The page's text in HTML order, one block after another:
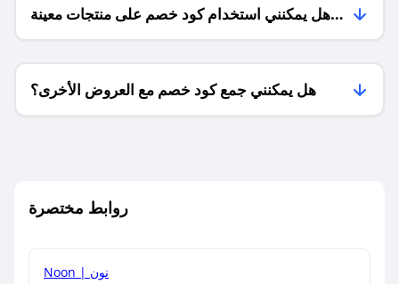
هل يمكنني استخدام كود خصم على منتجات معينة
فقط؟
هل يمكنني جمع كود خصم مع العروض الأخرى؟
روابط مختصرة
Noon | نون